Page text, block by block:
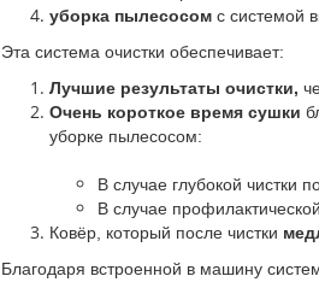
уборка пылесосомс системой
Эта система очистки обеспечивает:
Лучшие результаты очистки,
Очень короткое время сушки
уборке пылесосом:
В случае глубокой чистки
В случае
Ковёр, который после чистки
Благодаря встроенной в машину